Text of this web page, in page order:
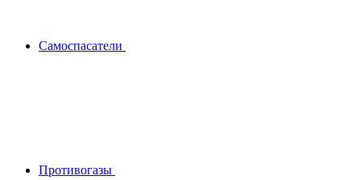
Самоспасатели
Противогазы